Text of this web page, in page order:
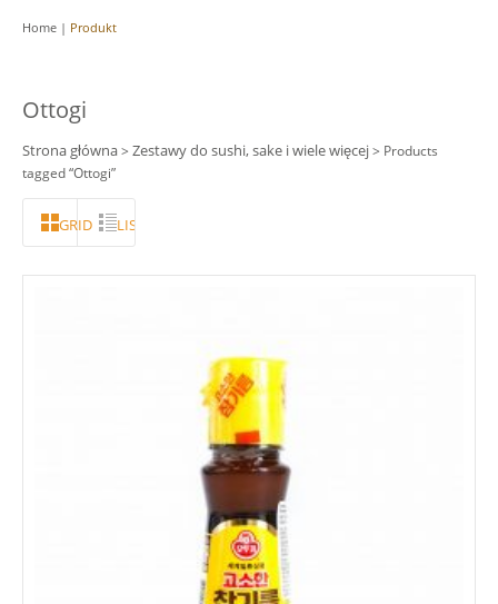
Home | Produkt
Ottogi
Strona główna> Zestawy do sushi, sake i wiele więcej> Products
tagged “Ottogi”
GRID LISTA